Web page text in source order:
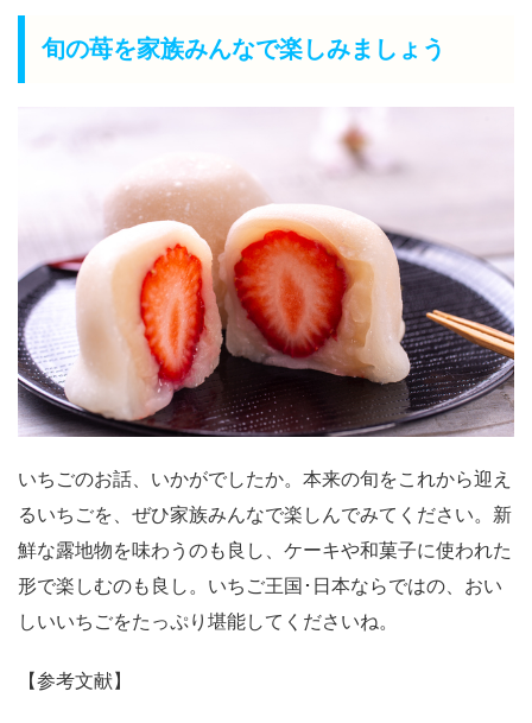
旬の苺を家族みんなで楽しみましょう
いちごのお話、いかがでしたか。本来の旬をこれから迎え
るいちごを、ぜひ家族みんなで楽しんでみてください。新
鮮な露地物を味わうのも良し、ケーキや和菓子に使われた
形で楽しむのも良し。いちご王国･日本ならではの、おい
しいいちごをたっぷり堪能してくださいね。
【参考文献】